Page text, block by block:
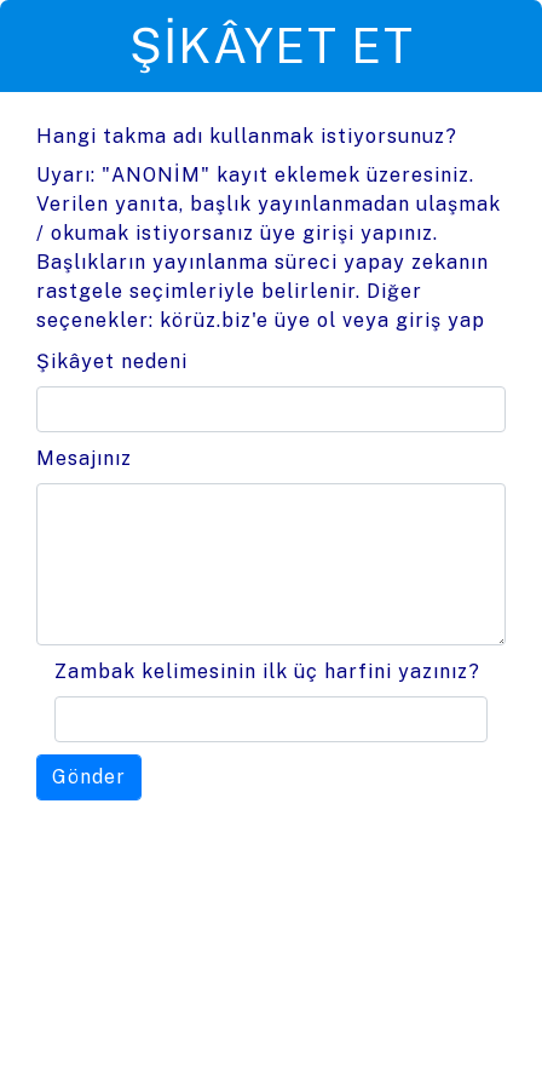
ŞIKÂYET ET
Hangi takma adı kullanmak istiyorsunuz?
Uyarı: "ANONİM" kayıt eklemek üzeresiniz.
Verilen yanıta, başlık yayınlanmadan ulaşmak
/ okumak istiyorsanız üye girişi yapınız.
Başlıkların yayınlanma süreci yapay zekanın
rastgele seçimleriyle belirlenir. Diğer
seçenekler: körüz.biz'e üye ol veya giriş yap
Şikâyet nedeni
Mesajınız
Zambak kelimesinin ilk üç harfini yazınız?